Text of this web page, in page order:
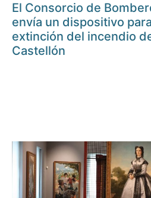
El Consorcio de
envía un dispositivo
extinción del incendio
Castellón